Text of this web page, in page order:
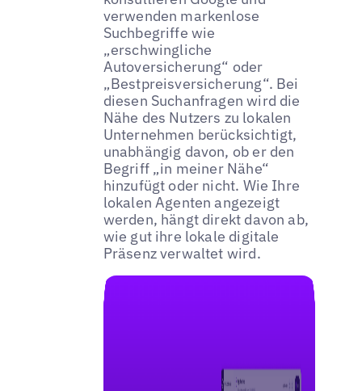
verwenden markenlose
Suchbegriffe wie
„erschwingliche
Autoversicherung“ oder
„Bestpreisversicherung“. Bei
diesen Suchanfragen wird die
Nähe des Nutzers zu lokalen
Unternehmen berücksichtigt,
unabhängig davon, ob er den
Begriff „in meiner Nähe“
hinzufügt oder nicht. Wie Ihre
lokalen Agenten angezeigt
werden, hängt direkt davon ab,
wie gut ihre lokale digitale
Präsenz verwaltet wird.